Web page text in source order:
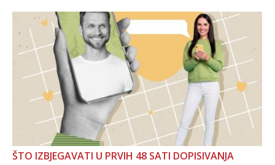
ŠTO IZBJEGAVATI U PRVIH 48 SATI DOPISIVANJA